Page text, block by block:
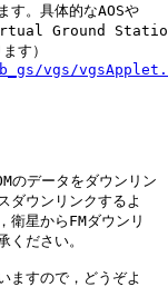
す。具体的なAOSや
Virtual Ground
vgs/
のデータをダウンリン
ダウンリンクするよ
衛星からFMダウンリ
ください。
ますので，どうぞよ